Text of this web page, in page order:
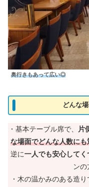
奥行きもあって広い◎
どんな
・基本テーブル席で、 片
な場面でどんな人数に
逆に一人でも安心してく
ン
・木の温かみのある造